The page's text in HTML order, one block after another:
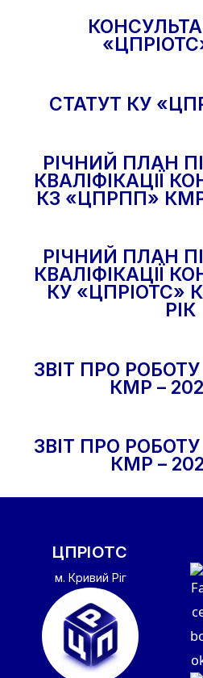
«ЦПРІОТС
СТАТУТ КУ «
РІЧНИЙ ПЛАН
КВАЛІФІКАЦІЇ
КЗ «ЦПРПП»
РІЧНИЙ ПЛАН
КВАЛІФІКАЦІЇ
КУ «ЦПРІОТС»
РІК
ЗВІТ ПРО РОБОТУ
КМР –
ЗВІТ ПРО РОБОТУ
КМР –
ЦПРІОТС
м. Кривий Ріг